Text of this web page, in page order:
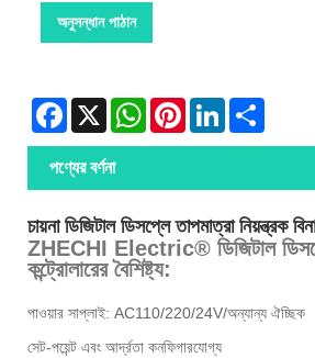
অনুসন্ধান পাঠান
Facebook
X WhatsAppPinterestLinkedIn
পণ্যের বর্ণনা
চায়না ডিজিটাল ডিসপ্লে তাপমাত্রা নিয়ন্ত্রক
ZHECHI Electric® ডিজিটাল
কন্ট্রোলারের বৈশিষ্ট্য:
পাওয়ার সাপ্লাই: AC110/220/24V/অন্যান্য ঐচ্ছিক
সেট-পয়েন্ট এবং আর্দ্রতা কনফিগারযোগ্য